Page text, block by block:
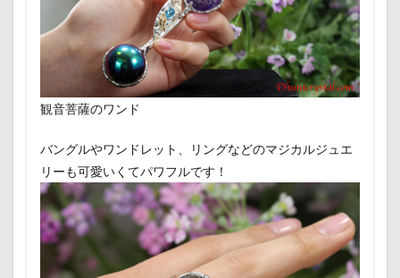
観音菩薩のワンド
バングルやワンドレット、リングなどのマジカルジュエ
リーも可愛いくてパワフルです！